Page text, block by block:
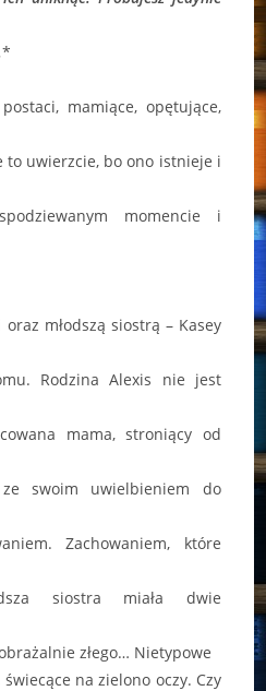
*
mamiące, opętujące,
to uwierzcie, bo ono istnieje i
momencie i
młodszą siostrą – Kasey
Rodzina Alexis nie jest
mama, stroniący od
swoim uwielbieniem do
Zachowaniem, które
siostra miała dwie
złego… Nietypowe
na zielono oczy. Czy